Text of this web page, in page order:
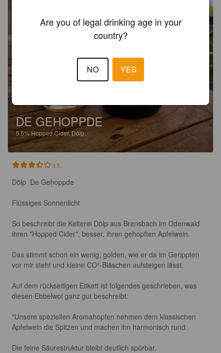
DE GEHOPPDE
5.5% Hopped Cider.Dölp.
3.5
Dölp  De Gehoppde
Flüssiges Sonnenlicht
So beschreibt die Kelterei Dölp aus Brensbach im Odenwald
ihren "Hopped Cider", besser, ihren gehopften Apfelwein.
Das stimmt schon ein wenig, golden, wie er da im Gerippten
vor mir steht und kleine CO²-Bläschen aufsteigen lässt.
Auf dem rückseitigen Etikett ist folgendes geschrieben, was
diesen Ebbelwoi ganz gut beschreibt:
"Unsere speziellen Aromahopfen nehmen dem klassischen
Apfelwein die Spitzen und machen ihn harmonisch rund.
Die feine Säurestruktur bleibt deutlich spürbar.
Are you of legal drinking age in your
country?
NO YES